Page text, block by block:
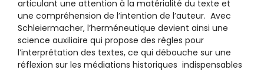
articulant une attention à la matérialité du texte et
une compréhension de l’intention de l’auteur. Avec
Schleiermacher, l’herméneutique devient ainsi une
science auxiliaire qui propose des règles pour
l’interprétation des textes, ce qui débouche sur une
réflexion sur les médiations historiques indispensables